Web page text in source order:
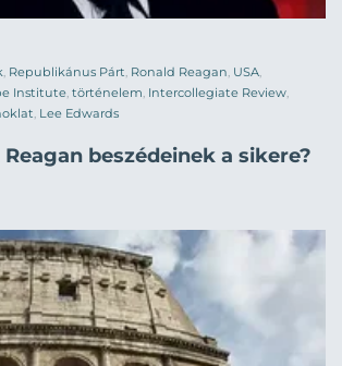
, Republikánus Párt, Ronald Reagan, USA,
Institute, történelem, Intercollegiate Review,
, Lee Edwards
beszédeinek a sikere?